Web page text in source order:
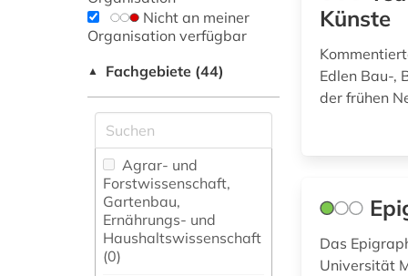
Nicht an meiner
Organisation verfügbar
▲ Fachgebiete (44)
Agrar- und
Forstwissenschaft,
Gartenbau,
Ernährungs- und
Haushaltswissenschaft
(0)
Künste
Edlen Bau-,
der frühen
Das
Universität